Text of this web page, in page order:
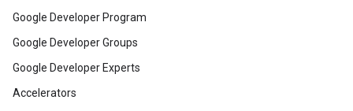
Google Developer Program
Google Developer Groups
Google Developer Experts
Accelerators